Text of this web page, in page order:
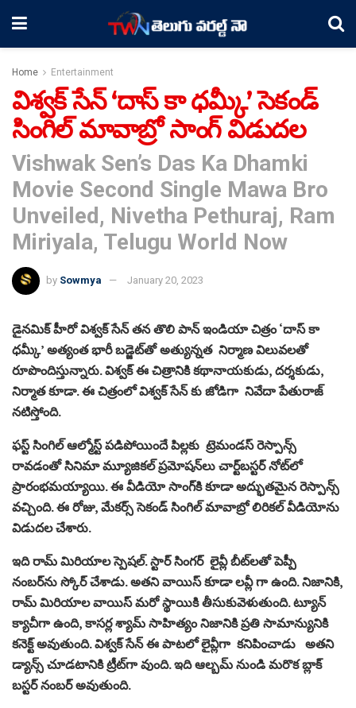
Home Entertainment
విశ్వక్ సేన్ ‘దాస్ కా ధమ్కీ’ సెకండ్
సింగిల్ మావాబ్రో సాంగ్ విడుదల
Vishwak Sen’s Das Ka Dhamki
Movie Second Single Mawa Bro
Unveiled, Nivetha Pethuraj, Ram
Miriyala, Telugu World Now
by Sowmya January 20, 2023
డైనమిక్ హీరో విశ్వక్ సేన్ తన తొలి పాన్ ఇండియా చిత్రం ‘దాస్ కా
ధమ్కీ’ అత్యంత భారీ బడ్జెట్‌తో అత్యున్నత నిర్మాణ విలువలతో
రూపొందిస్తున్నారు. విశ్వక్ ఈ చిత్రానికి కథానాయకుడు, దర్శకుడు,
నిర్మాత కూడా. ఈ చిత్రంలో విశ్వక్ సేన్ కు జోడిగా నివేదా పేతురాజ్
నటిస్తోంది.
ఫస్ట్ సింగిల్ ఆల్మోస్ట్ పడిపోయిందే పిల్లకు ట్రెమండస్ రెస్పాన్స్
రావడంతో సినిమా మ్యూజికల్ ప్రమోషన్‌లు చార్ట్‌బస్టర్ నోట్‌లో
ప్రారంభమయ్యాయి. ఈ వీడియో సాంగ్‌కి కూడా అద్భుతమైన రెస్పాన్స్
వచ్చింది. ఈ రోజు, మేకర్స్ సెకండ్ సింగిల్ మావాబ్రో లిరికల్ వీడియోను
విడుదల చేశారు.
ఇది రామ్ మిరియాల స్పెషల్. స్టార్ సింగర్ లైవ్లీ బీట్‌లతో పెప్పీ
నంబర్‌ను స్కోర్ చేశాడు. అతని వాయిస్ కూడా లవ్లీ గా ఉంది. నిజానికి,
రామ్ మిరియాల వాయిస్ మరో స్థాయికి తీసుకువెళుతుంది. ట్యూన్
క్యాచీగా ఉంది, కాసర్ల శ్యామ్ సాహిత్యం నిజానికి ప్రతి సామాన్యునికి
కనెక్ట్ అవుతుంది. విశ్వక్ సేన్ ఈ పాటలో లైవ్లీగా కనిపించాడు అతని
డ్యాన్స్ చూడటానికి ట్రీట్‌గా వుంది. ఇది ఆల్బమ్ నుండి మరొక బ్లాక్
బస్టర్ నంబర్ అవుతుంది.